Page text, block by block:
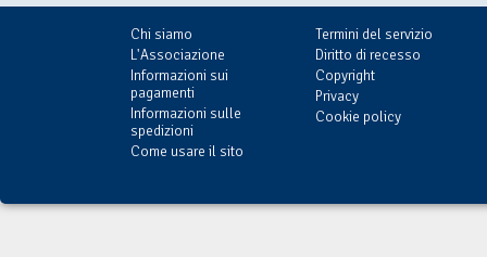
Chi siamo
L'Associazione
Informazioni sui
pagamenti
Informazioni sulle
spedizioni
Come usare il sito
Termini del servizio
Diritto di recesso
Copyright
Privacy
Cookie policy